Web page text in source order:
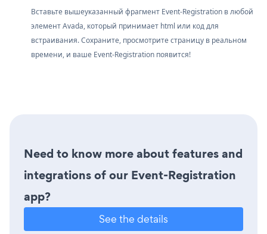
Вставьте вышеуказанный фрагмент Event-Registration в любой
элемент Avada, который принимает html или код для
встраивания. Сохраните, просмотрите страницу в реальном
времени, и ваше Event-Registration появится!
Need to know more about features and
integrations of our Event-Registration
app?
See the details